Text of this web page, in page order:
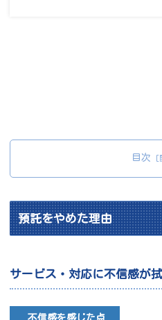
目次
預託をやめた理由
サービス・対応に不信感が